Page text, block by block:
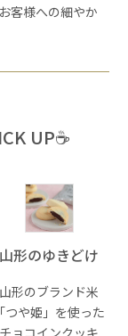
客様への細やか
UP☕
山形のゆきどけ
山形のブランド米
「つや姫」を使った